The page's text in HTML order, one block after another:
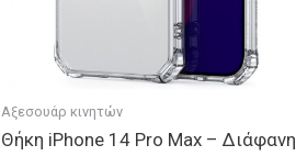
Αξεσουάρ κινητών
Θήκη iPhone 14 Pro Max – Διάφανη